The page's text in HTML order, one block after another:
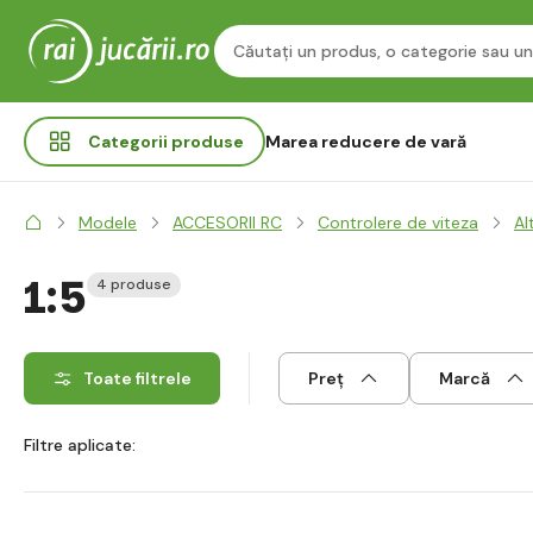
Categorii produse Marea reducere de vară
Modele ACCESORII RC Controlere de viteza
1:5 4 produse
Toate filtrele Preț Marcă
Filtre aplicate: